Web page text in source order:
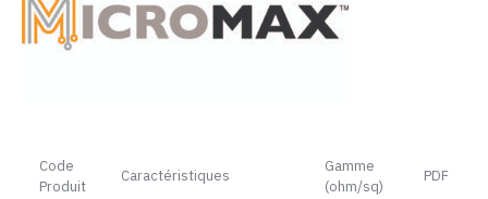
Code
Produit
Caractéristiques
Gamme
(ohm/sq)
PDF